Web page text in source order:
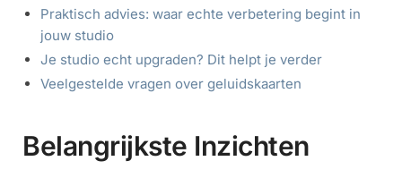
Praktisch advies: waar echte verbetering begint in
jouw studio
Je studio echt upgraden? Dit helpt je verder
Veelgestelde vragen over geluidskaarten
Belangrijkste Inzichten